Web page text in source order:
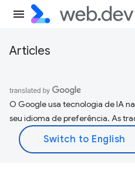
Articles
O Google usa tecnologia de IA
seu idioma de preferência. As